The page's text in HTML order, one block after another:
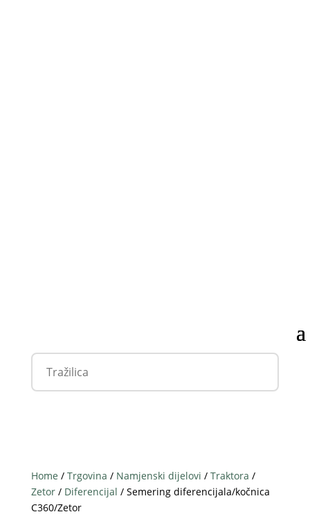
Home / Trgovina / Namjenski dijelovi / Traktora /
Zetor/ Diferencijal / Semering diferencijala/kočnica
C360/Zetor